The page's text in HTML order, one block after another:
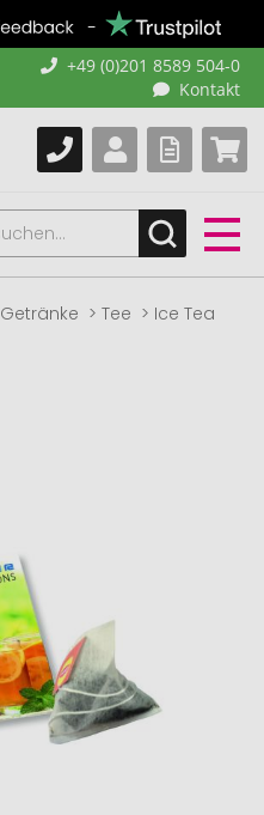
+49 (0)201 8589 504-0
Kontakt
Getränke Tee Ice Tea